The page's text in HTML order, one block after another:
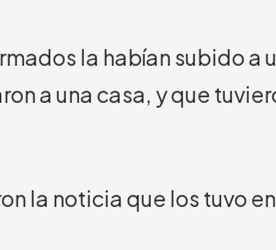
la habían subido a
a una casa, y que
la noticia que los tuvo